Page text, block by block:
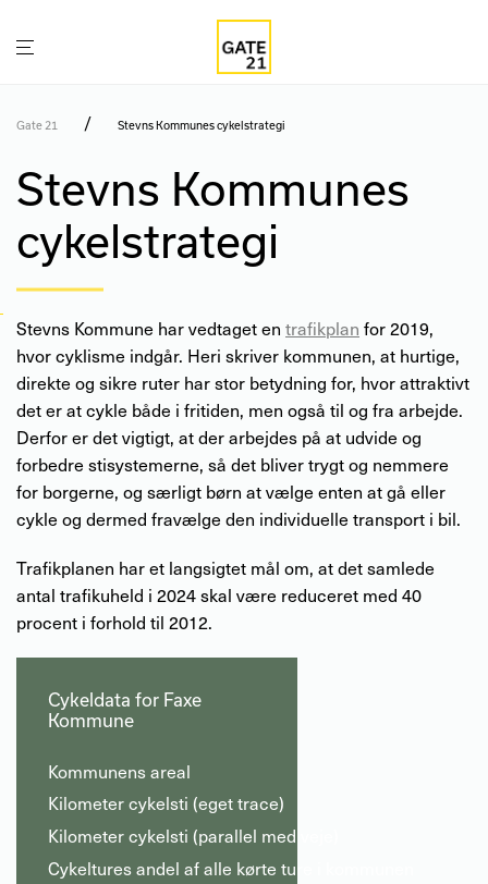
Gate 21 / Stevns Kommunes cykelstrategi
Stevns Kommunes
cykelstrategi
Stevns Kommune har vedtaget en trafikplan for 2019,
hvor cyklisme indgår. Heri skriver kommunen, at hurtige,
direkte og sikre ruter har stor betydning for, hvor attraktivt
det er at cykle både i fritiden, men også til og fra arbejde.
Derfor er det vigtigt, at der arbejdes på at udvide og
forbedre stisystemerne, så det bliver trygt og nemmere
for borgerne, og særligt børn at vælge enten at gå eller
cykle og dermed fravælge den individuelle transport i bil.
Trafikplanen har et langsigtet mål om, at det samlede
antal trafikuheld i 2024 skal være reduceret med 40
procent i forhold til 2012.
Cykeldata for Faxe
Kommune
Kommunens areal
Kilometer cykelsti (eget trace)
Kilometer cykelsti (parallel med veje)
Cykeltures andel af alle kørte ture i kommunen